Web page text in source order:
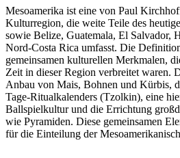
Mesoamerika ist eine von Paul
Kulturregion, die weite Teile des
sowie Belize, Guatemala, El Salvador,
Nord-Costa Rica umfasst. Die
gemeinsamen kulturellen Merkmalen,
Zeit in dieser Region verbreitet waren.
Anbau von Mais, Bohnen und Kürbis,
Tage-Ritualkalenders (Tzolkin), eine
Ballspielkultur und die Errichtung
wie Pyramiden. Diese gemeinsamen
für die Einteilung der